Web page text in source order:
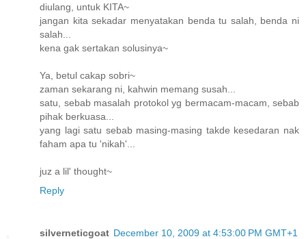
diulang, untuk KITA~
jangan kita sekadar menyatakan benda tu salah, benda ni
salah...
kena gak sertakan solusinya~
Ya, betul cakap sobri~
zaman sekarang ni, kahwin memang susah...
satu, sebab masalah protokol yg bermacam-macam, sebab
pihak berkuasa...
yang lagi satu sebab masing-masing takde kesedaran nak
faham apa tu 'nikah'...
juz a lil' thought~
Reply
silverneticgoat December 10, 2009 at 4:53:00 PM GMT+1